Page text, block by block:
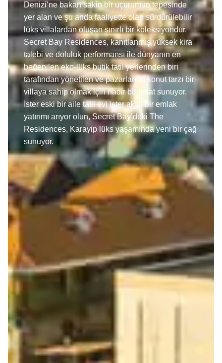
Denizi’ne bakan sakin bir uçurumun tepesinde
yer alan ve şu anda faaliyette olan sürdürülebilir
lüks villalardan oluşan sınırlı bir koleksiyondur.
Secret Bay Residences, kanıtlanmış yüksek kira
talebi ve doluluk performansı ile dünyanın en
beğenilen eko-lüks butik tatil yerlerinden biri
tarafından yönetilen ve pazarlanan konut tarzı bir
villaya sahip olmak için nadir bir fırsat sunuyor.
İster eski bir aile tatil evi ister akıllı bir emlak
yatırımı arıyor olun, Secret Bay’deki The
Residences, Karayip lüks yaşamında yeni bir çağ
sunuyor.